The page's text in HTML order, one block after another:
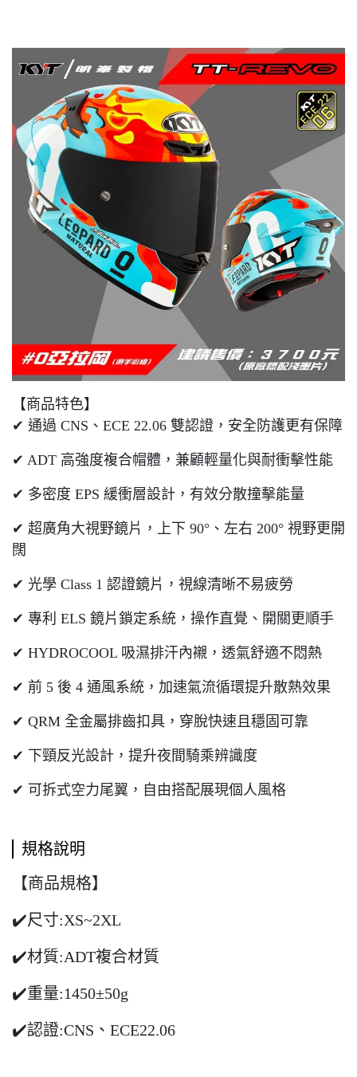
【商品特色】
✔ 通過 CNS、ECE 22.06 雙認證，安全防護更有保障
✔ ADT 高強度複合帽體，兼顧輕量化與耐衝擊性能
✔ 多密度 EPS 緩衝層設計，有效分散撞擊能量
✔ 超廣角大視野鏡片，上下 90°、左右 200° 視野更開
闊
✔ 光學 Class 1 認證鏡片，視線清晰不易疲勞
✔ 專利 ELS 鏡片鎖定系統，操作直覺、開關更順手
✔ HYDROCOOL 吸濕排汗內襯，透氣舒適不悶熱
✔ 前 5 後 4 通風系統，加速氣流循環提升散熱效果
✔ QRM 全金屬排齒扣具，穿脫快速且穩固可靠
✔ 下頸反光設計，提升夜間騎乘辨識度
✔ 可拆式空力尾翼，自由搭配展現個人風格
規格說明
【商品規格】
✔️尺寸:XS~2XL
✔️材質:ADT複合材質
✔️重量:1450±50g
✔️認證:CNS、ECE22.06